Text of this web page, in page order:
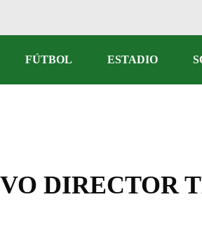
FÚTBOL
Fútbol Femenino
ESTADIO
Profesional
DIRECTOR